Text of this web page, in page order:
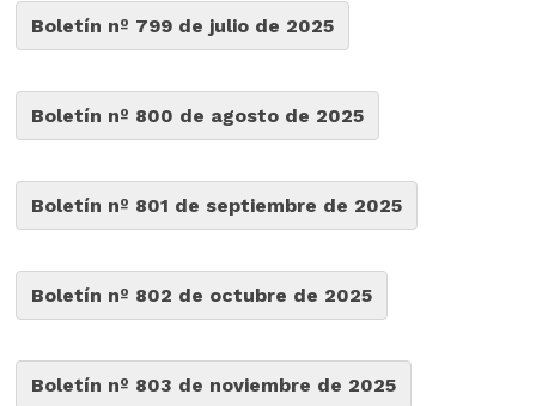
Boletín nº 799 de julio de 2025
Boletín nº 800 de agosto de 2025
Boletín nº 801 de septiembre de 2025
Boletín nº 802 de octubre de 2025
Boletín nº 803 de noviembre de 2025